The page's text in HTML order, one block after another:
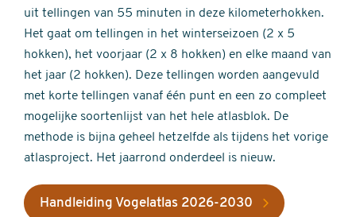
uit tellingen van 55 minuten in deze kilometerhokken.
Het gaat om tellingen in het winterseizoen (2 x 5
hokken), het voorjaar (2 x 8 hokken) en elke maand van
het jaar (2 hokken). Deze tellingen worden aangevuld
met korte tellingen vanaf één punt en een zo compleet
mogelijke soortenlijst van het hele atlasblok. De
methode is bijna geheel hetzelfde als tijdens het vorige
atlasproject. Het jaarrond onderdeel is nieuw.
Handleiding Vogelatlas 2026-2030